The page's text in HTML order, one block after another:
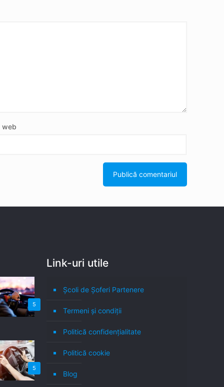
web
5
5
Link-uri utile
Școli de Șoferi Partenere
Termeni şi condiţii
Politică confidenţialitate
Politică cookie
Blog